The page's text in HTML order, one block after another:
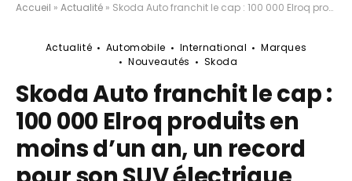
Accueil » Actualité » Skoda Auto franchit le cap : 100 000 Elroq produits en moins d’un an, un record pour son SUV électrique compact
Actualité Automobile International
Marques
Nouveautés
Skoda
Skoda Auto franchit le cap :
100 000 Elroq produits en
moins d’un an, un record